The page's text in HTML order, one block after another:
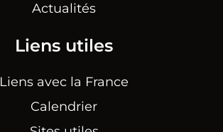
Actualités
Liens utiles
Liens avec la France
Calendrier